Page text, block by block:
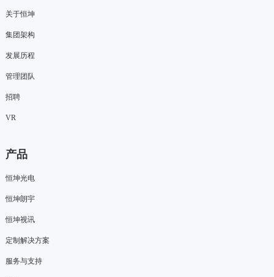
关于恒坤
集团架构
发展历程
管理团队
招聘
VR
产品
恒坤光电
恒坤朗宇
恒坤视讯
定制解决方案
服务与支持